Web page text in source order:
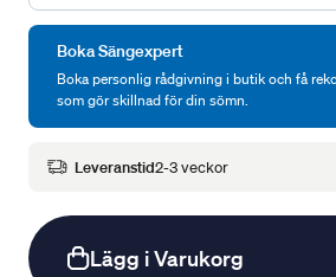
Boka Sängexpert
Boka personlig rådgivning i butik och få
som gör skillnad för din sömn.
Leveranstid2-3 veckor
Lägg i Varukorg